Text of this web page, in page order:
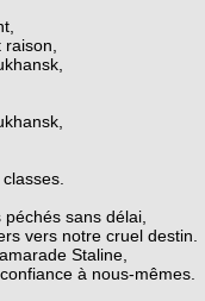
sans délai,
vers notre cruel destin.
Staline,
à nous-mêmes.